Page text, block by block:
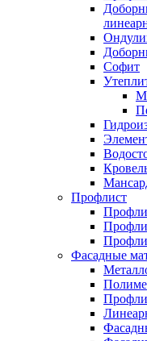
Софит
Профлист
Фасадные